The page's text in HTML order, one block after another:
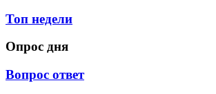
Топ недели
Опрос дня
Вопрос ответ